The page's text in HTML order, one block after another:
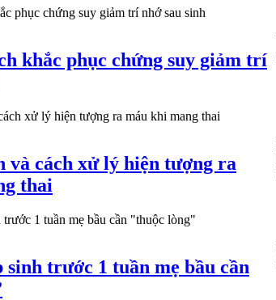
khắc phục chứng suy giảm trí
và cách xử lý hiện tượng ra
thai
sinh trước 1 tuần mẹ bầu cần